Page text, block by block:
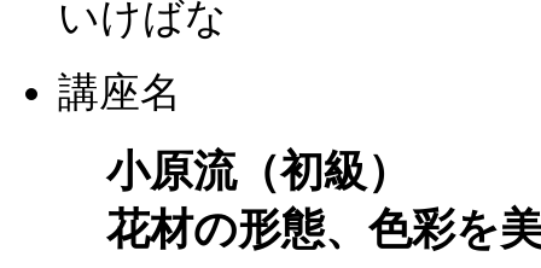
いけばな
講座名
小原流（初級）
花材の形態、色彩を